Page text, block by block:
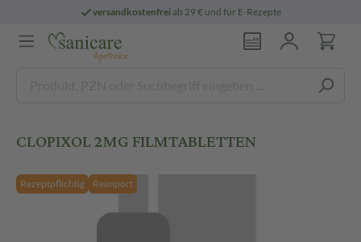
versandkostenfreiab 29 € und für E-Rezepte
CLOPIXOL 2MG FILMTABLETTEN
Rezeptpflichtig Reimport